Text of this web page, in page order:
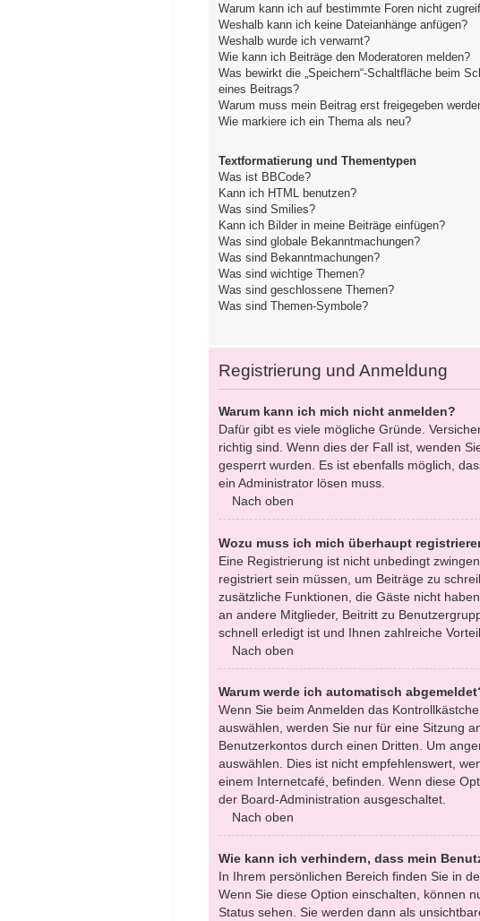
Warum kann ich auf bestimmte Foren nicht
Weshalb kann ich keine Dateianhänge anfügen?
Weshalb wurde ich verwarnt?
Wie kann ich Beiträge den Moderatoren melden?
Was bewirkt die „Speichern“-Schaltfläche beim
eines Beitrags?
Warum muss mein Beitrag erst freigegeben
Wie markiere ich ein Thema als neu?
Textformatierung und Thementypen
Was ist BBCode?
Kann ich HTML benutzen?
Was sind Smilies?
Kann ich Bilder in meine Beiträge einfügen?
Was sind globale Bekanntmachungen?
Was sind Bekanntmachungen?
Was sind wichtige Themen?
Was sind geschlossene Themen?
Was sind Themen-Symbole?
Registrierung und Anmeldung
Warum kann ich mich nicht anmelden?
Dafür gibt es viele mögliche Gründe.
richtig sind. Wenn dies der Fall ist, wenden
gesperrt wurden. Es ist ebenfalls möglich,
ein Administrator lösen muss.
Nach oben
Wozu muss ich mich überhaupt
Eine Registrierung ist nicht unbedingt
registriert sein müssen, um Beiträge zu
zusätzliche Funktionen, die Gäste nicht
an andere Mitglieder, Beitritt zu
schnell erledigt ist und Ihnen zahlreiche
Nach oben
Warum werde ich automatisch
Wenn Sie beim Anmelden das
auswählen, werden Sie nur für eine Sitzung
Benutzerkontos durch einen Dritten. Um
auswählen. Dies ist nicht empfehlenswert,
einem Internetcafé, befinden. Wenn diese
der Board-Administration ausgeschaltet.
Nach oben
Wie kann ich verhindern, dass mein
In Ihrem persönlichen Bereich finden Sie in
Wenn Sie diese Option einschalten, können
Status sehen. Sie werden dann als